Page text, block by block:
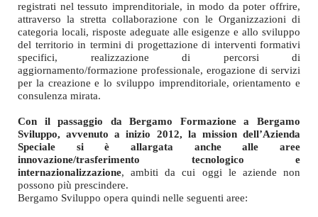
registrati nel tessuto imprenditoriale, in modo da poter offrire,
attraverso la stretta collaborazione con le Organizzazioni di
categoria locali, risposte adeguate alle esigenze e allo sviluppo
del territorio in termini di progettazione di interventi formativi
specifici, realizzazione di percorsi di
aggiornamento/formazione professionale, erogazione di servizi
per la creazione e lo sviluppo imprenditoriale, orientamento e
consulenza mirata.
Con il passaggio da Bergamo Formazione a Bergamo
Sviluppo, avvenuto a inizio 2012, la mission dell’Azienda
Speciale si è allargata anche alle aree
innovazione/trasferimento tecnologico e
internazionalizzazione, ambiti da cui oggi le aziende non
possono più prescindere.
Bergamo Sviluppo opera quindi nelle seguenti aree: